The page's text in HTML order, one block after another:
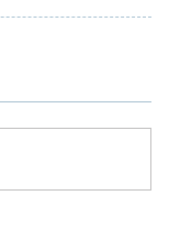
で、体も気